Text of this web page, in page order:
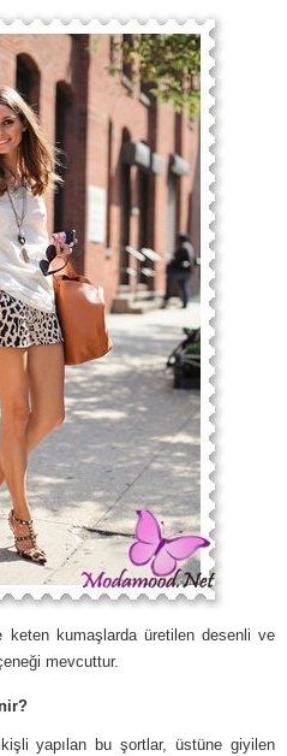
keten kumaşlarda üretilen desenli ve
mevcuttur.
yapılan bu şortlar, üstüne giyilen